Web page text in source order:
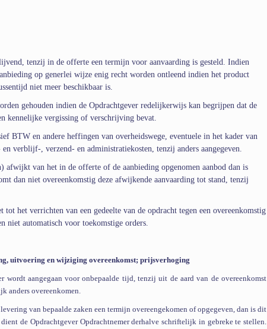
tenzij in de offerte een termijn voor aanvaarding is gesteld. Indien
op generlei wijze enig recht worden ontleend indien het product
niet meer beschikbaar is.
gehouden indien de Opdrachtgever redelijkerwijs kan begrijpen dat de
kennelijke vergissing of verschrijving bevat.
BTW en andere heffingen van overheidswege, eventuele in het kader van
verblijf-, verzend- en administratiekosten, tenzij anders aangegeven.
afwijkt van het in de offerte of de aanbieding opgenomen aanbod dan is
dan niet overeenkomstig deze afwijkende aanvaarding tot stand, tenzij
het verrichten van een gedeelte van de opdracht tegen een overeenkomstig
niet automatisch voor toekomstige orders.
uitvoering en wijziging overeenkomst; prijsverhoging
wordt aangegaan voor onbepaalde tijd, tenzij uit de aard van de overeenkomst
anders overeenkomen.
van bepaalde zaken een termijn overeengekomen of opgegeven, dan is dit
de Opdrachtgever Opdrachtnemer derhalve schriftelijk in gebreke te stellen.